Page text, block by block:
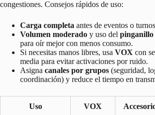
congestiones. Consejos rápidos de uso:
Carga completa antes de eventos o
Volumen moderado y uso del pinganillo
para oír mejor con menos consumo.
Si necesitas manos libres, usa VOX con
media para evitar activaciones por ruido.
Asigna canales por grupos (seguridad,
coordinación) y reduce el tiempo en
Uso VOX